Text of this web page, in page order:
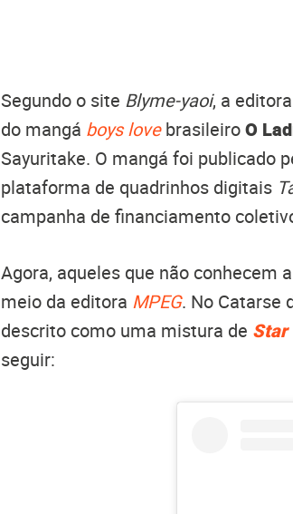
Segundo o site Blyme-yaoi, a editora
do mangá boys lovebrasileiroO
Sayuritake. O mangá foi publicado
plataforma de quadrinhos digitais
campanha de financiamento
Agora, aqueles que não conhecem
meio da editora MPEG. No Catarse
descrito como uma mistura de Star
seguir: